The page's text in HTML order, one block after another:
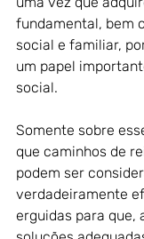
fundamental, bem
social e familiar,
um papel
social.
Somente sobre
que caminhos de
podem ser
verdadeiramente
erguidas para que,